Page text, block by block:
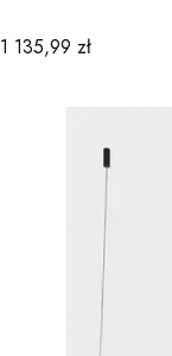
Cena
1 135,99 zł